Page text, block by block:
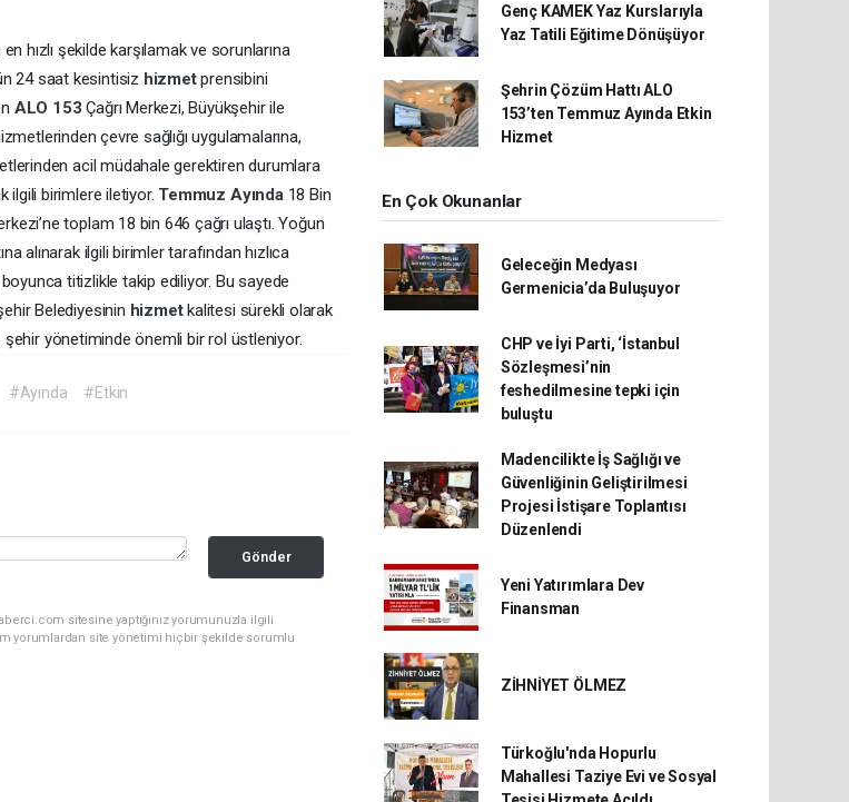
hızlı şekilde karşılamak ve sorunlarına
24 saat kesintisiz hizmetprensibini
ALO 153Çağrı Merkezi, Büyükşehir ile
çevre sağlığı uygulamalarına,
acil müdahale gerektiren durumlara
ilgili birimlere iletiyor. Temmuz Ayında 18 Bin
toplam 18 bin 646 çağrı ulaştı. Yoğun
alınarak ilgili birimler tarafından hızlıca
titizlikle takip ediliyor. Bu sayede
Belediyesinin hizmetkalitesi sürekli olarak
şehir yönetiminde önemli bir rol üstleniyor.
#Ayında #Etkin
Gönder
sitesine yaptığınız yorumunuzla ilgili
yorumlardan site yönetimi hiçbir şekilde sorumlu
Genç KAMEK Yaz Kurslarıyla
Yaz Tatili Eğitime Dönüşüyor
Şehrin Çözüm Hattı ALO
153’ten Temmuz Ayında Etkin
Hizmet
En Çok Okunanlar
Geleceğin Medyası
Germenicia’da Buluşuyor
CHP ve İyi Parti, ‘İstanbul
Sözleşmesi’nin
feshedilmesine tepki için
buluştu
Madencilikte İş Sağlığı ve
Güvenliğinin Geliştirilmesi
Projesi İstişare Toplantısı
Düzenlendi
Yeni Yatırımlara Dev
Finansman
ZİHNİYET ÖLMEZ
Türkoğlu'nda Hopurlu
Mahallesi Taziye Evi ve Sosyal